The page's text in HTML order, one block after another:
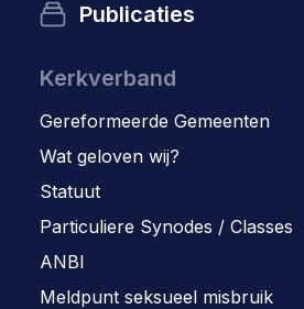
Publicaties
Kerkverband
Gereformeerde Gemeenten
Wat geloven wij?
Statuut
Particuliere Synodes / Classes
ANBI
Meldpunt seksueel misbruik